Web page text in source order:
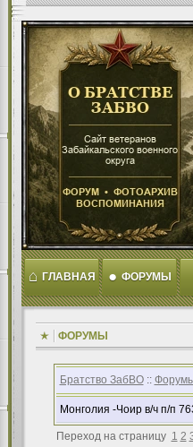
⌂ ГЛАВНАЯ ● ФОРУМЫ
ФОРУМЫ
Братство ЗабВО::
Монголия -Чоир в/ч п/п
Переход на страницу 1 2